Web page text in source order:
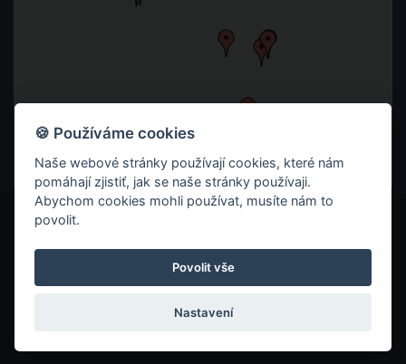
© 2026 ITC ZLÍN
ZÁSADY OCHRANY SOUKROMÍ
COOKIES
VYROBILO REKLAMNÍ STUDIO TAOX
🍪 Používáme cookies
Naše webové stránky používají cookies, které nám
pomáhají zjistiť, jak se naše stránky používaji.
Abychom cookies mohli používat, musíte nám to
povolit.
Povolit vše
Nastavení